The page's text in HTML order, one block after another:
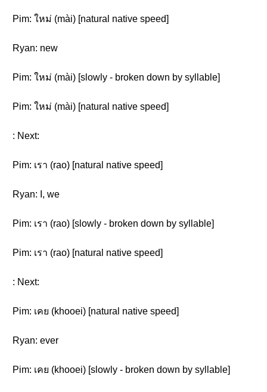
Pim: ใหม่ (mài) [natural native speed]
Ryan: new
Pim: ใหม่ (mài) [slowly - broken down by syllable]
Pim: ใหม่ (mài) [natural native speed]
: Next:
Pim: เรา (rao) [natural native speed]
Ryan: I, we
Pim: เรา (rao) [slowly - broken down by syllable]
Pim: เรา (rao) [natural native speed]
: Next:
Pim: เคย (khooei) [natural native speed]
Ryan: ever
Pim: เคย (khooei) [slowly - broken down by syllable]